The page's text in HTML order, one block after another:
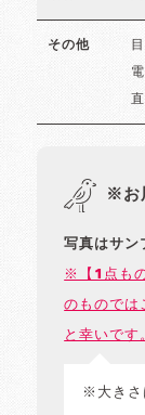
その他
※お
写真はサン
※【1点も
のものでは
と幸いです
※大きさ